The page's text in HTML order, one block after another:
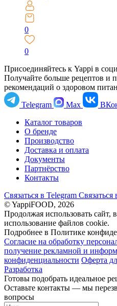
0
0
Присоединяйтесь к Yappi в
Получайте больше рецептов и
рекомендаций о здоровом
Telegram
Max
Каталог товаров
О бренде
Производство
Доставка и оплата
Документы
Партнёрство
Контакты
Связаться в Telegram
© YappiFOOD, 2026
Продолжая использовать сайт,
использование файлов cookie.
Подробнее в Политике
Согласие на обработку
получение рекламной и
конфиденциальности Оферта
Разработка
Готовы подобрать идеальное
Оставьте контакты — мы
вопросы